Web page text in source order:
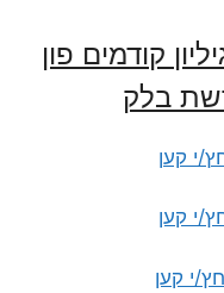
קודמים פון
בלק
י קען
י קען
י קען